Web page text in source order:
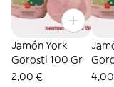
Jamón York
Gorosti 100 Gr
2,00 €